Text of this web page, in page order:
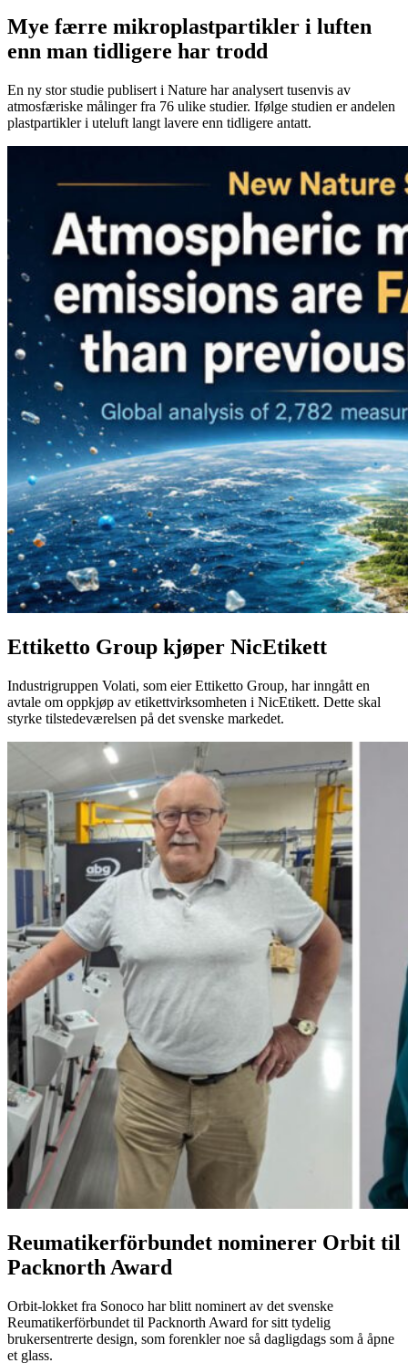
Mye færre mikroplastpartikler i luften
enn man tidligere har trodd
En ny stor studie publisert i Nature har analysert tusenvis av
atmosfæriske målinger fra 76 ulike studier. Ifølge studien er andelen
plastpartikler i uteluft langt lavere enn tidligere antatt.
Ettiketto Group kjøper NicEtikett
Industrigruppen Volati, som eier Ettiketto Group, har inngått en
avtale om oppkjøp av etikettvirksomheten i NicEtikett. Dette skal
styrke tilstedeværelsen på det svenske markedet.
Reumatikerförbundet nominerer Orbit til
Packnorth Award
Orbit-lokket fra Sonoco har blitt nominert av det svenske
Reumatikerförbundet til Packnorth Award for sitt tydelig
brukersentrerte design, som forenkler noe så dagligdags som å åpne
et glass.